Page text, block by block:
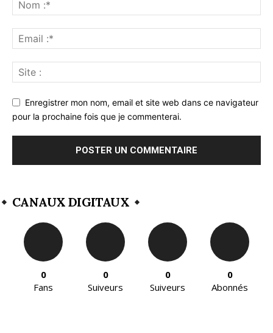
Enregistrer mon nom, email et site web dans ce navigateur
pour la prochaine fois que je commenterai.
CANAUX DIGITAUX
0
Fans
0
Suiveurs
0
Suiveurs
0
Abonnés